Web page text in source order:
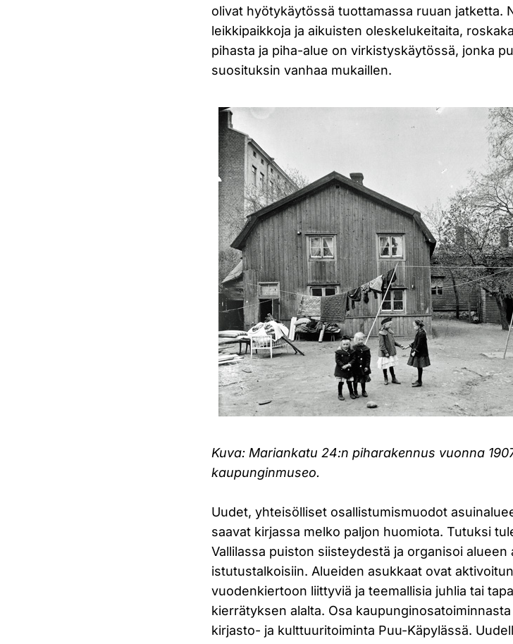
olivat hyötykäytössä tuottamassa ruuan jatketta.
leikkipaikkoja ja aikuisten oleskelukeitaita,
pihasta ja piha-alue on virkistyskäytössä, jonka
suosituksin vanhaa mukaillen.
Kuva: Mariankatu 24:n piharakennus vuonna
kaupunginmuseo.
Uudet, yhteisölliset osallistumismuodot
saavat kirjassa melko paljon huomiota. Tutuksi
Vallilassa puiston siisteydestä ja organisoi
istutustalkoisiin. Alueiden asukkaat ovat
vuodenkiertoon liittyviä ja teemallisia juhlia tai
kierrätyksen alalta. Osa
kirjasto- ja kulttuuritoiminta Puu-Käpylässä.